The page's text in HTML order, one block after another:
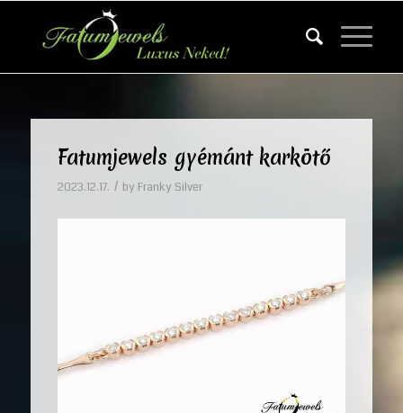
Fatumjewels gyémánt karkötő
2023.12.17. / by Franky Silver